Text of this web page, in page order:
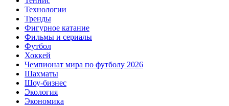
Технологии
Тренды
Фигурное катание
Фильмы и сериалы
Футбол
Хоккей
Чемпионат мира по футболу 2026
Шахматы
Шоу-бизнес
Экология
Экономика